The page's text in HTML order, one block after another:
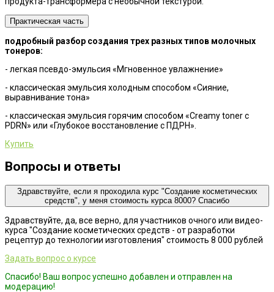
Практическая часть
подробный разбор создания трех разных типов молочных
тонеров:
- легкая псевдо-эмульсия «Мгновенное увлажнение»
- классическая эмульсия холодным способом «Сияние,
выравнивание тона»
- классическая эмульсия горячим способом «Creamy toner с
PDRN» или «Глубокое восстановление с ПДРН».
Купить
Вопросы и ответы
Здравствуйте, если я проходила курс "Создание косметических
средств", у меня стоимость курса 8000? Спасибо
Здравствуйте, да, все верно, для участников очного или видео-
курса "Создание косметических средств - от разработки
рецептур до технологии изготовления" стоимость 8 000 рублей
Задать вопрос о курсе
Спасибо! Ваш вопрос успешно добавлен и отправлен на
модерацию!